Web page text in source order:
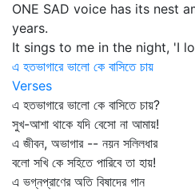
ONE SAD voice has its nest
years.
It sings to me in the night, 'I
এ হতভাগারে ভালো কে বাসিতে চায়
Verses
এ হতভাগারে ভালো কে বাসিতে চায়?
সুখ-আশা থাকে যদি বেসো না আমায়!
এ জীবন, অভাগার -- নয়ন সলিলধার
বলো সখি কে সহিতে পারিবে তা হায়!
এ ভগ্নপ্রাণের অতি বিষাদের গান